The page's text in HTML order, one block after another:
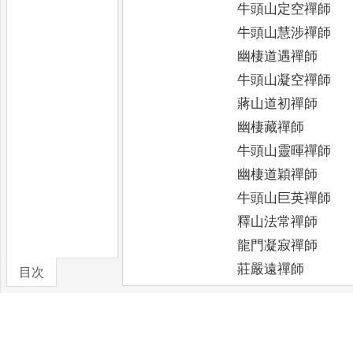
目次
牛頭山定空禪師
牛頭山慧涉禪師
幽棲道遇禪師
牛頭山凝空禪師
蔣山道初禪師
幽棲藏禪師
牛頭山靈暉禪師
幽棲道穎禪師
牛頭山巨英禪師
釋山法常禪師
龍門凝寂禪師
莊嚴遠禪師